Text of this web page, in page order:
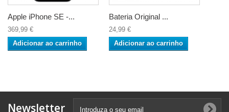
Apple iPhone SE -...
369,99 €
Adicionar ao carrinho
Bateria Original ...
24,99 €
Adicionar ao carrinho
Newsletter